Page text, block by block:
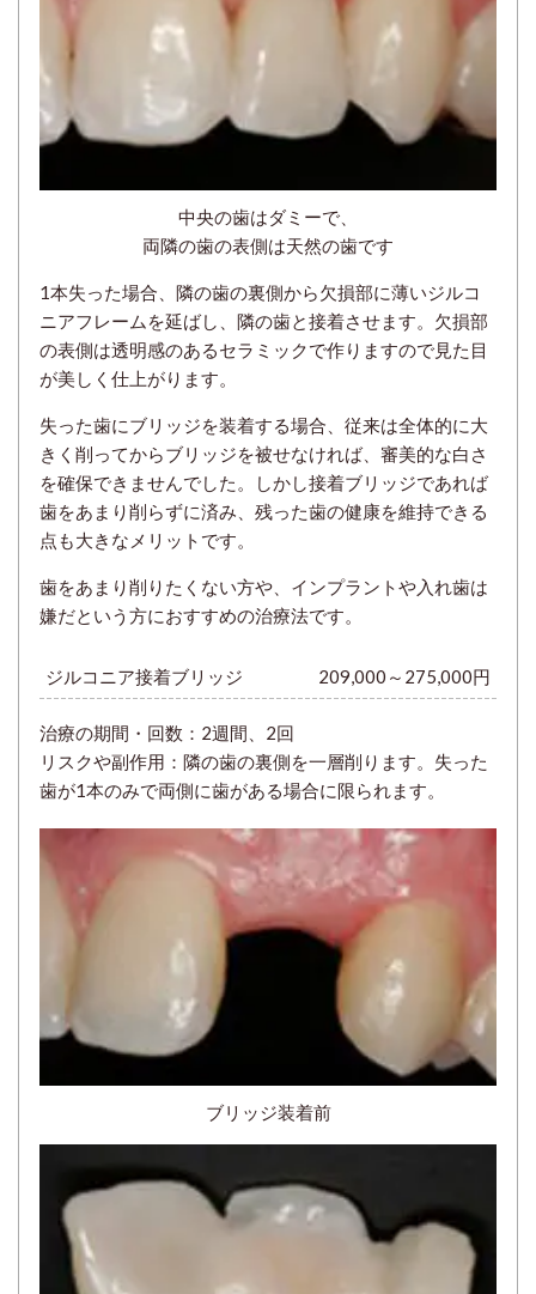
中央の歯はダミーで、
両隣の歯の表側は天然の歯です
1本失った場合、隣の歯の裏側から欠損部に薄いジルコ
ニアフレームを延ばし、隣の歯と接着させます。欠損部
の表側は透明感のあるセラミックで作りますので見た目
が美しく仕上がります。
失った歯にブリッジを装着する場合、従来は全体的に大
きく削ってからブリッジを被せなければ、審美的な白さ
を確保できませんでした。しかし接着ブリッジであれば
歯をあまり削らずに済み、残った歯の健康を維持できる
点も大きなメリットです。
歯をあまり削りたくない方や、インプラントや入れ歯は
嫌だという方におすすめの治療法です。
ジルコニア接着ブリッジ 209,000～275,000円
治療の期間・回数： 2週間、2回
リスクや副作用：隣の歯の裏側を一層削ります。失った
歯が1本のみで両側に歯がある場合に限られます。
ブリッジ装着前